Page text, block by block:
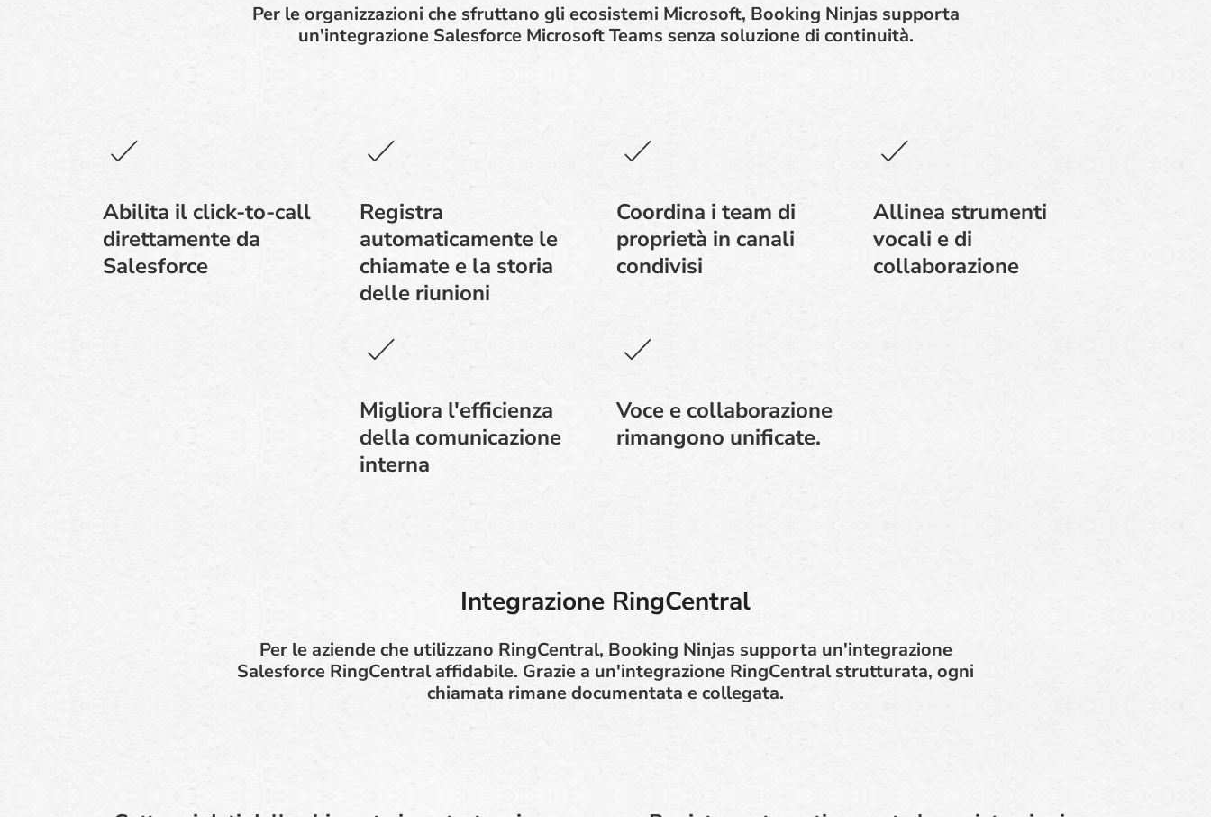
Per le organizzazioni che sfruttano gli ecosistemi Microsoft, Booking Ninjas supporta
un'integrazione Salesforce Microsoft Teams senza soluzione di continuità.
Abilita il click-to-call
direttamente da
Salesforce
Registra
automaticamente le
chiamate e la storia
delle riunioni
Coordina i team di
proprietà in canali
condivisi
Allinea strumenti
vocali e di
collaborazione
Migliora l'efficienza
della comunicazione
interna
Voce e collaborazione
rimangono unificate.
Integrazione RingCentral
Per le aziende che utilizzano RingCentral, Booking Ninjas supporta un'integrazione
Salesforce RingCentral affidabile. Grazie a un'integrazione RingCentral strutturata, ogni
chiamata rimane documentata e collegata.